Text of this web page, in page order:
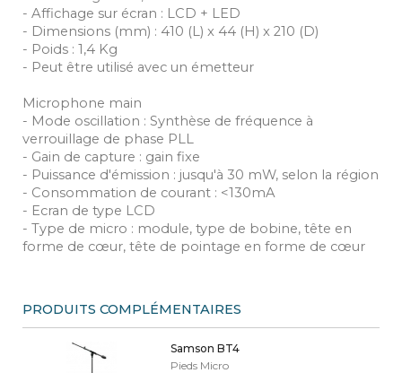
- Affichage sur écran : LCD + LED
- Dimensions (mm) : 410 (L) x 44 (H) x 210 (D)
- Poids : 1,4 Kg
- Peut être utilisé avec un émetteur
Microphone main
- Mode oscillation : Synthèse de fréquence à
verrouillage de phase PLL
- Gain de capture : gain fixe
- Puissance d'émission : jusqu'à 30 mW, selon la région
- Consommation de courant : <130mA
- Ecran de type LCD
- Type de micro : module, type de bobine, tête en
forme de cœur, tête de pointage en forme de cœur
PRODUITS COMPLÉMENTAIRES
Samson BT4
Pieds Micro